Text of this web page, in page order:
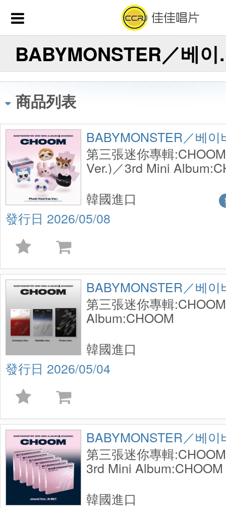
商品列表
BABYMONSTER／베이
第三張迷你專輯
Ver.)／3rd Mini
2026/05/08
韓國進口
BABYMONSTER／베이
第三張迷你專輯
Album:CHOOM
2026/05/04
韓國進口
BABYMONSTER／베이
第三張迷你專輯
3rd Mini
韓國進口